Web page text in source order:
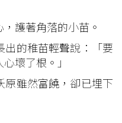
著角落的小苗。
的稚苗輕聲說：「要
壞了根。」
雖然富饒，卻已埋下